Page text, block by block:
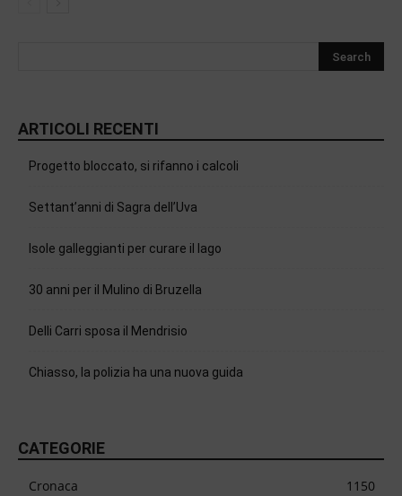
ARTICOLI RECENTI
Progetto bloccato, si rifanno i calcoli
Settant’anni di Sagra dell’Uva
Isole galleggianti per curare il lago
30 anni per il Mulino di Bruzella
Delli Carri sposa il Mendrisio
Chiasso, la polizia ha una nuova guida
CATEGORIE
Cronaca
1150